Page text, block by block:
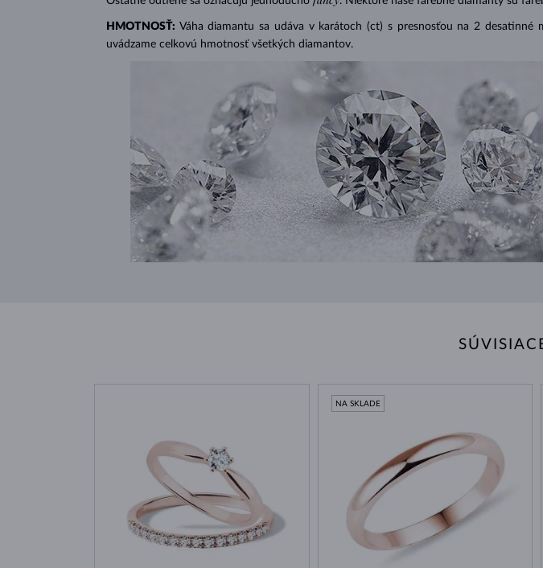
HMOTNOSŤ: Váha diamantu sa udáva v karátoch (ct) s presnosťou na 2 desatinné
uvádzame celkovú hmotnosť všetkých diamantov.
NA SKLADE